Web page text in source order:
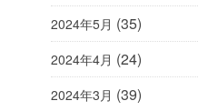
2024年5月 (35)
2024年4月 (24)
2024年3月 (39)